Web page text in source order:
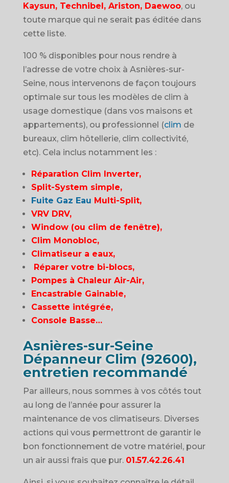
Kaysun, Technibel, Ariston, Daewoo, ou
toute marque qui ne serait pas éditée dans
cette liste.
100 % disponibles pour nous rendre à
l’adresse de votre choix à Asnières-sur-
Seine, nous intervenons de façon toujours
optimale sur tous les modèles de clim à
usage domestique (dans vos maisons et
appartements), ou professionnel (clim de
bureaux, clim hôtellerie, clim collectivité,
etc). Cela inclus notamment les :
Réparation Clim Inverter,
Split-System simple,
Fuite Gaz Eau Multi-Split,
VRV DRV,
Window (ou clim de fenêtre),
Clim Monobloc,
Climatiseur a eaux,
Réparer votre bi-blocs,
Pompes à Chaleur Air-Air,
Encastrable Gainable,
Cassette intégrée,
Console Basse…
Asnières-sur-Seine
Dépanneur Clim (92600),
entretien recommandé
Par ailleurs, nous sommes à vos côtés tout
au long de l’année pour assurer la
maintenance de vos climatiseurs. Diverses
actions qui vous permettront de garantir le
bon fonctionnement de votre matériel, pour
un air aussi frais que pur. 01.57.42.26.41